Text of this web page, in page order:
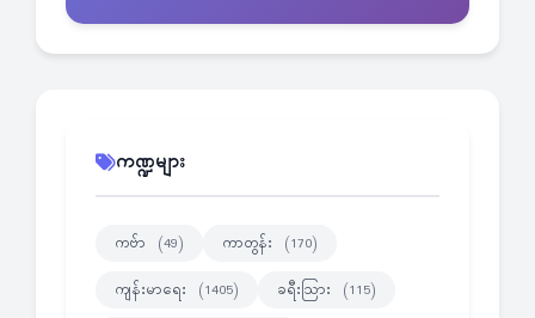
ကဏ္ဍများ
ကဗ်ာ (49) ကာတွန်း (170)
ကျန်းမာရေး (1405) ခရီးသြား (115)